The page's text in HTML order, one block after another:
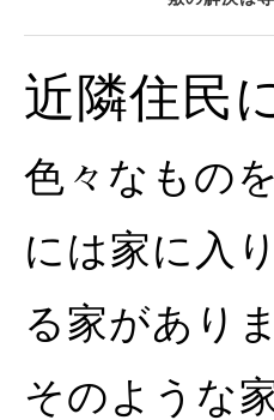
近隣住民
色々なもの
には家に入
る家があり
そのような